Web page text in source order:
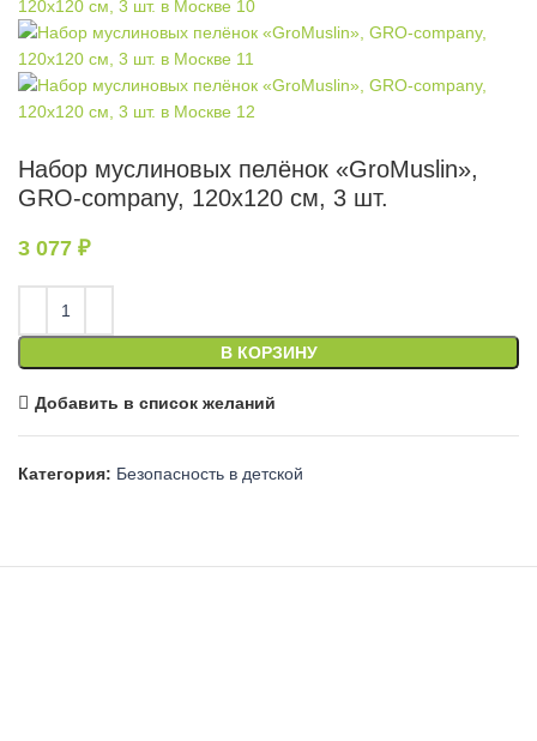
Набор муслиновых пелёнок «GroMuslin»,
GRO-сompany, 120х120 см, 3 шт.
3 077 ₽
В КОРЗИНУ
Добавить в список желаний
Категория: Безопасность в детской